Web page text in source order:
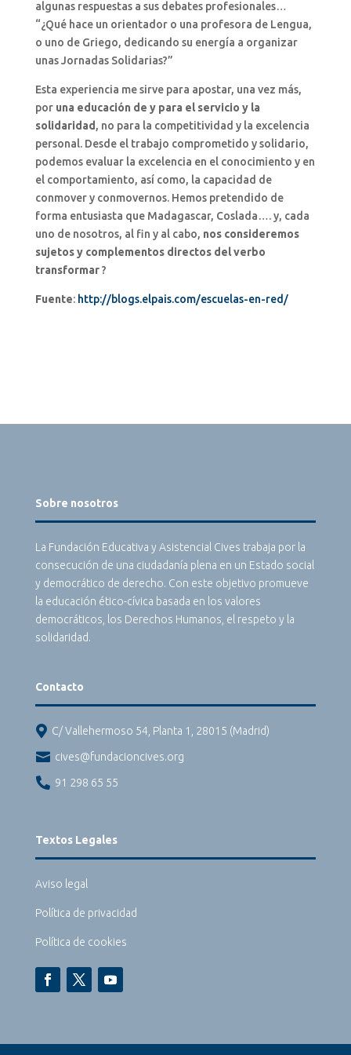
algunas respuestas a sus debates profesionales…
“¿Qué hace un orientador o una profesora de Lengua,
o uno de Griego, dedicando su energía a organizar
unas Jornadas Solidarias?”
Esta experiencia me sirve para apostar, una vez más,
por una educación de y para el servicio y la
solidaridad , no para la competitividad y la excelencia
personal. Desde el trabajo comprometido y solidario,
podemos evaluar la excelencia en el conocimiento y en
el comportamiento, así como, la capacidad de
conmover y conmovernos. Hemos pretendido de
forma entusiasta que Madagascar, Coslada…. y, cada
uno de nosotros, al fin y al cabo, nos consideremos
sujetos y complementos directos del verbo
transformar ?
Fuente: http://blogs.elpais.com/escuelas-en-red/
Sobre nosotros
La Fundación Educativa y Asistencial Cives trabaja por la
consecución de una ciudadanía plena en un Estado social
y democrático de derecho. Con este objetivo promueve
la educación ético-cívica basada en los valores
democráticos, los Derechos Humanos, el respeto y la
solidaridad.
Contacto
 C/ Vallehermoso 54, Planta 1, 28015 (Madrid)
 cives@fundacioncives.org
 91 298 65 55
Textos Legales
Aviso legal
Política de privacidad
Política de cookies